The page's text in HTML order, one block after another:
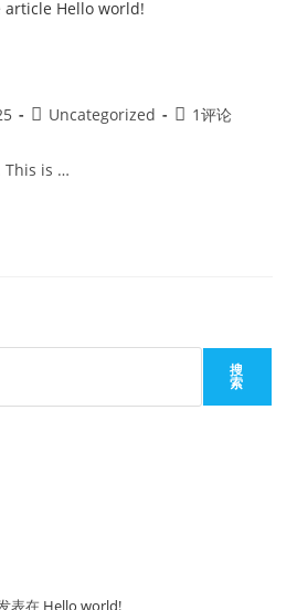
Uncategorized 1评论
This is …
搜
索
表在 Hello world!